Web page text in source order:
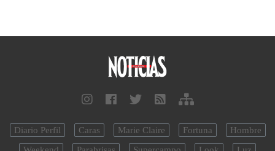
Diario Perfil Caras Marie Claire Fortuna
Hombre